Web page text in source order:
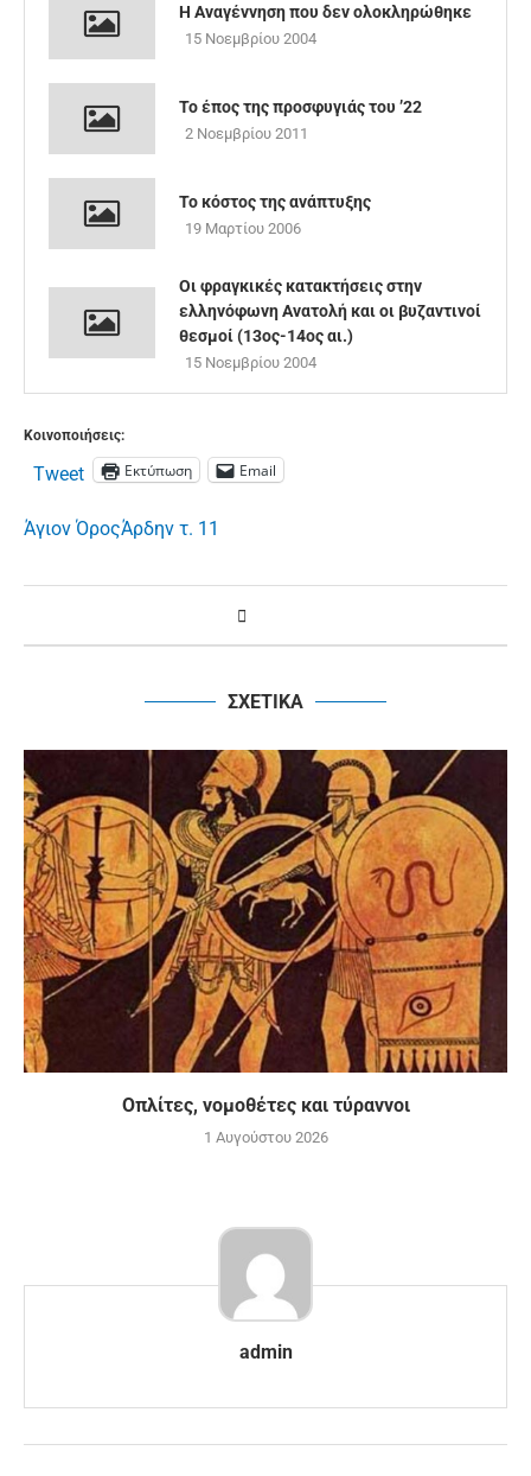
Η Αναγέννηση που δεν ολοκληρώθηκε
15 Νοεμβρίου 2004
Το έπος της προσφυγιάς του ’22
2 Νοεμβρίου 2011
Το κόστος της ανάπτυξης
19 Μαρτίου 2006
Οι φραγκικές κατακτήσεις στην
ελληνόφωνη Ανατολή και οι βυζαντινοί
θεσμοί (13ος-14ος αι.)
15 Νοεμβρίου 2004
Κοινοποιήσεις:
Tweet Εκτύπωση Email
Άγιον ΌροςΆρδην τ. 11
ΣΧΕΤΙΚΑ
Οπλίτες, νομοθέτες και τύραννοι
1 Αυγούστου 2026
admin